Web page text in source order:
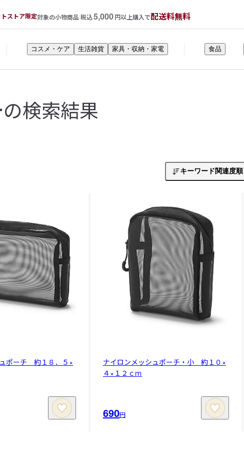
ストア限定対象の小物商品 税込5,000円以上購入で配送料無料
コスメ・ケア 生活雑貨 家具・収納・家電 食品
の検索結果
キーワード関連度順
ポーチ 約１８．５×
ナイロンメッシュポーチ・小 約１０×
４×１２ｃｍ
690円